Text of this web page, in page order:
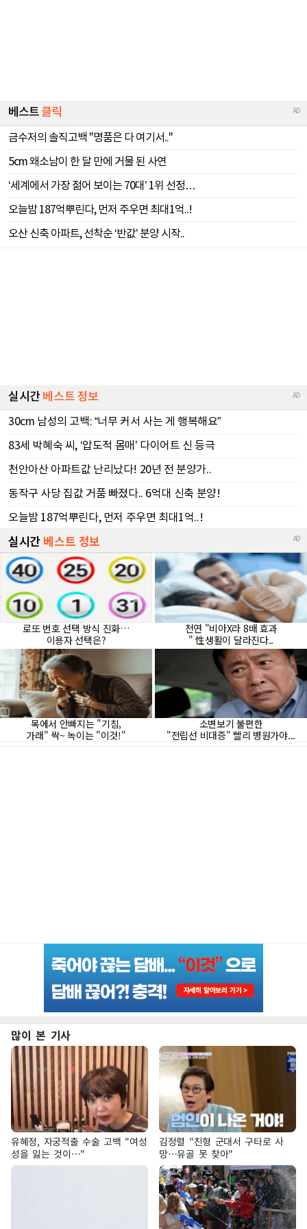
많이 본 기사
유혜정, 자궁적출 수술 고백 "여성
성을 잃는 것이…"
김정렬 "친형 군대서 구타로 사
망…유골 못 찾아"